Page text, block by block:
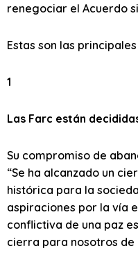
renegociar el Acuerdo
Estas son las
1
Las Farc están
Su compromiso de
“Se ha alcanzado un
histórica para la
aspiraciones por la vía
conflictiva de una paz
cierra para nosotros de